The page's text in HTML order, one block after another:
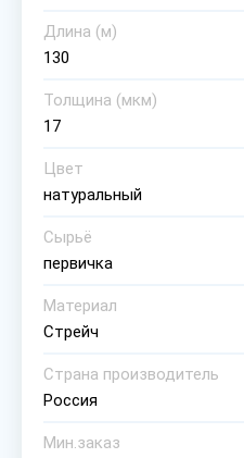
Длина (м)
130
Толщина (мкм)
17
Цвет
натуральный
Сырьё
первичка
Материал
Стрейч
Страна производитель
Россия
Мин.заказ